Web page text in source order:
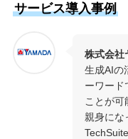
サービス導入事例
株式会社
生成AIの
ーワード
ことが可
親身にな